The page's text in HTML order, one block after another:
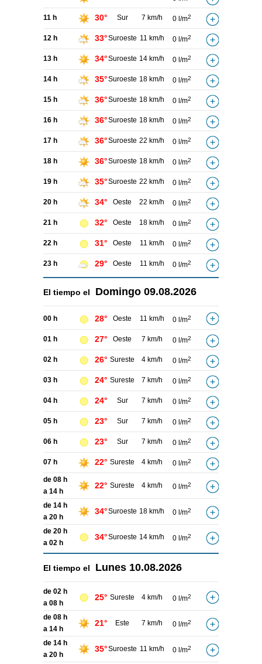
11 h 30° Sur 7 km/h 0 l/m2
12 h 33°Suroeste 11 km/h 0 l/m2
13 h 34°Suroeste 14 km/h 0 l/m2
14 h 35°Suroeste 18 km/h 0 l/m2
15 h 36°Suroeste 18 km/h 0 l/m2
16 h 36°Suroeste 18 km/h 0 l/m2
17 h 36°Suroeste 22 km/h 0 l/m2
18 h 36°Suroeste 18 km/h 0 l/m2
19 h 35°Suroeste 22 km/h 0 l/m2
20 h 34° Oeste 22 km/h 0 l/m2
21 h 32° Oeste 18 km/h 0 l/m2
22 h 31° Oeste 11 km/h 0 l/m2
23 h 29° Oeste 11 km/h 0 l/m2
El tiempo el Domingo 09.08.2026
00 h 28° Oeste 11 km/h 0 l/m2
01 h 27° Oeste 7 km/h 0 l/m2
02 h 26° Sureste 4 km/h 0 l/m2
03 h 24° Sureste 7 km/h 0 l/m2
04 h 24° Sur 7 km/h 0 l/m2
05 h 23° Sur 7 km/h 0 l/m2
06 h 23° Sur 7 km/h 0 l/m2
07 h 22° Sureste 4 km/h 0 l/m2
de 08 h
a 14 h
22° Sureste 4 km/h 0 l/m2
de 14 h
a 20 h
34°Suroeste 18 km/h 0 l/m2
de 20 h
a 02 h
34°Suroeste 14 km/h 0 l/m2
El tiempo el Lunes 10.08.2026
de 02 h
a 08 h
25° Sureste 4 km/h 0 l/m2
de 08 h
a 14 h
21° Este 7 km/h 0 l/m2
de 14 h
a 20 h
35°Suroeste 11 km/h 0 l/m2